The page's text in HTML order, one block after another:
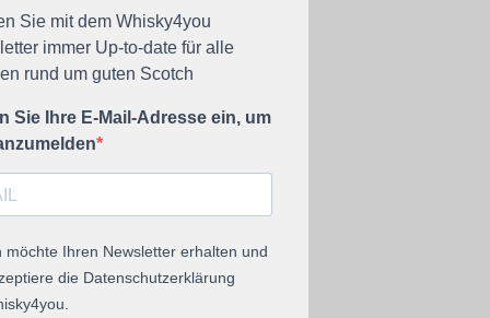
Sie mit dem Whisky4you
immer Up-to-date für alle
rund um guten Scotch
Sie Ihre E-Mail-Adresse ein, um
möchte Ihren Newsletter erhalten und
die Datenschutzerklärung